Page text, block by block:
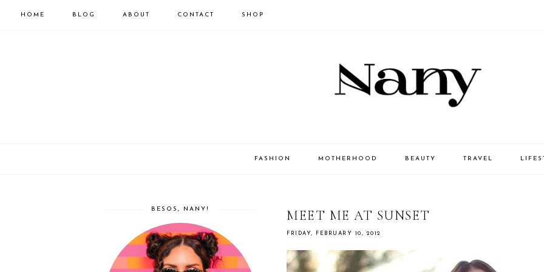
HOME BLOG ABOUT CONTACT SHOP
FASHION MOTHERHOOD BEAUTY TRAVEL
MEET ME AT SUNSET
FRIDAY, FEBRUARY 10, 2012
BESOS, NANY!